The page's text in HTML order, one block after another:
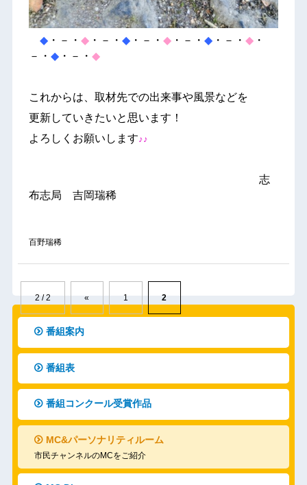
◆・－・ ◆・－・ ◆・－・ ◆・－・ ◆・－・ ◆・
－・ ◆・－・ ◆
これからは、取材先での出来事や風景などを
更新していきたいと思います！
よろしくお願いします♪♪
志
布志局 吉岡瑞稀
百野瑞稀
2 / 2 « 1 2
番組案内
番組表
番組コンクール受賞作品
MC&パーソナリティルーム
市民チャンネルのMCをご紹介